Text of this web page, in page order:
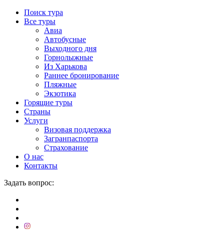
Поиск тура
Все туры
Авиа
Автобусные
Выходного дня
Горнолыжные
Из Харькова
Раннее бронирование
Пляжные
Экзотика
Горящие туры
Страны
Услуги
Визовая поддержка
Загранпаспорта
Страхование
О нас
Контакты
Задать вопрос: